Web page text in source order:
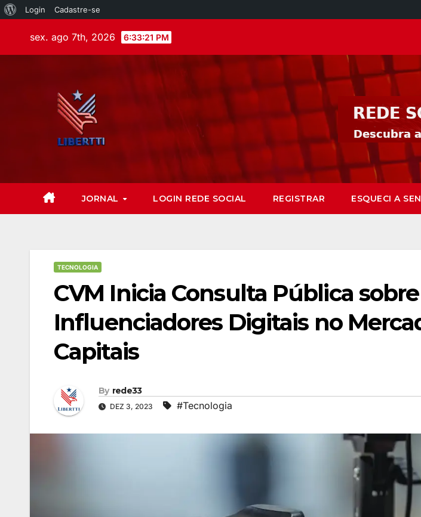
Login Cadastre-se
sex. ago 7th, 2026 6:33:22 PM
JORNAL LOGIN REDE SOCIAL REGISTRAR ESQUECI A
TECNOLOGIA
CVM Inicia Consulta Pública
Influenciadores Digitais no
Capitais
By rede33
DEZ 3, 2023 #Tecnologia